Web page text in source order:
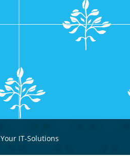
Your IT-Solutions